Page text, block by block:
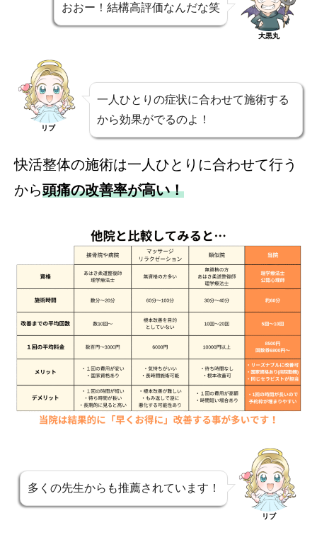
おおー！結構高評価なんだな笑
大黒丸
リブ
一人ひとりの症状に合わせて施術する
から効果がでるのよ！
快活整体の施術は一人ひとりに合わせて行う
から頭痛の改善率が高い！
多くの先生からも推薦されています！
リブ